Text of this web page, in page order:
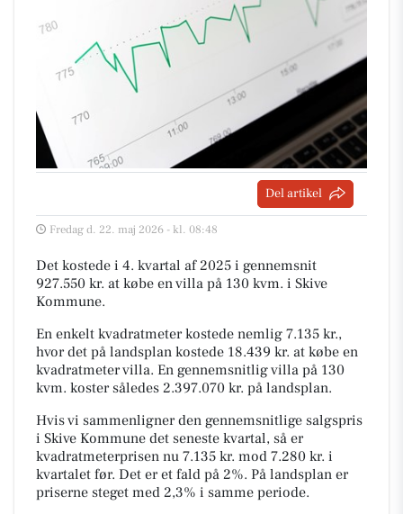
Del artikel
Fredag d. 22. maj 2026 - kl. 08:48
Det kostede i 4. kvartal af 2025 i gennemsnit
927.550 kr. at købe en villa på 130 kvm. i Skive
Kommune.
En enkelt kvadratmeter kostede nemlig 7.135 kr.,
hvor det på landsplan kostede 18.439 kr. at købe en
kvadratmeter villa. En gennemsnitlig villa på 130
kvm. koster således 2.397.070 kr. på landsplan.
Hvis vi sammenligner den gennemsnitlige salgspris
i Skive Kommune det seneste kvartal, så er
kvadratmeterprisen nu 7.135 kr. mod 7.280 kr. i
kvartalet før. Det er et fald på 2%. På landsplan er
priserne steget med 2,3% i samme periode.